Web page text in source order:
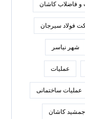
فاضلاب کاشان
فولاد سيرجان
شهر نیاسر
عملیات
عملیات ساختمانی
جمشید کاشان